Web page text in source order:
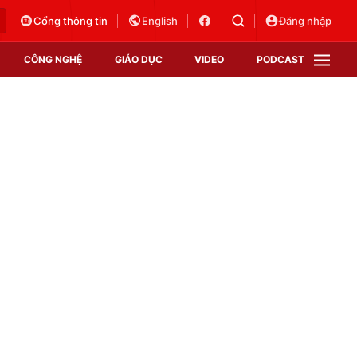
Cổng thông tin English Đăng nhập
CÔNG NGHỆ GIÁO DỤC VIDEO PODCAST